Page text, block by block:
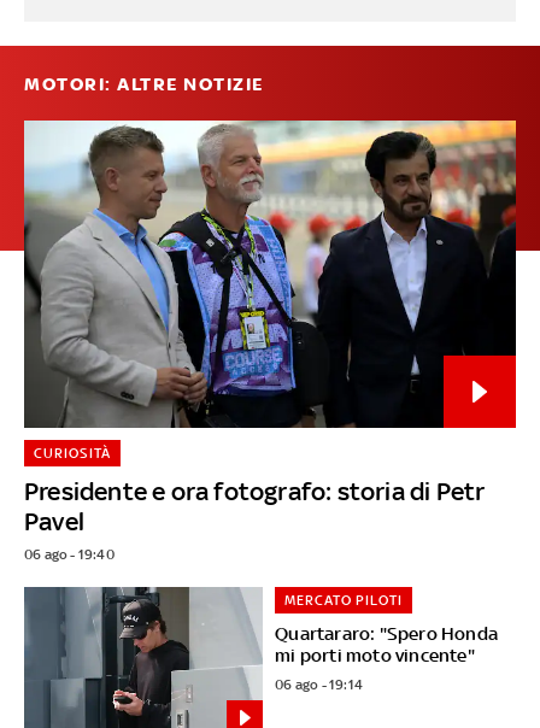
MOTORI: ALTRE NOTIZIE
Presidente e ora fotografo: storia di Petr
Pavel
CURIOSITÀ
06 ago - 19:40
Quartararo: "Spero Honda
mi porti moto vincente"
MERCATO PILOTI
06 ago - 19:14